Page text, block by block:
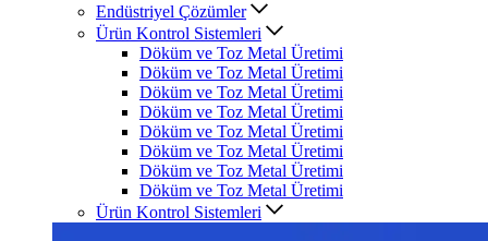
Endüstriyel Çözümler
Ürün Kontrol Sistemleri
Döküm ve Toz Metal Üretimi
Döküm ve Toz Metal Üretimi
Döküm ve Toz Metal Üretimi
Döküm ve Toz Metal Üretimi
Döküm ve Toz Metal Üretimi
Döküm ve Toz Metal Üretimi
Döküm ve Toz Metal Üretimi
Döküm ve Toz Metal Üretimi
Ürün Kontrol Sistemleri